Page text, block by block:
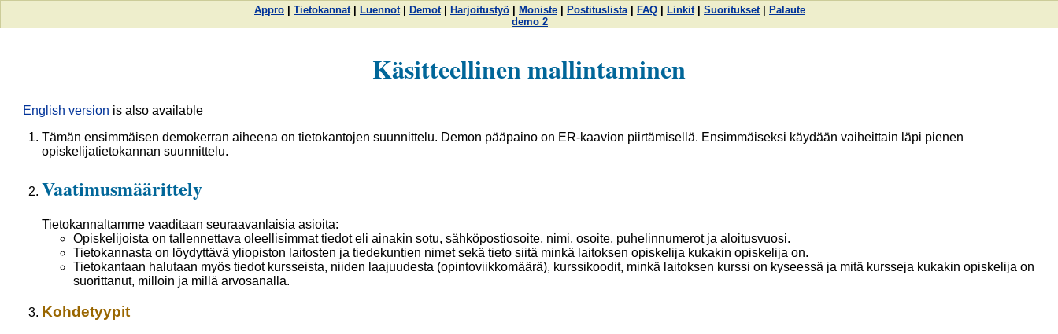
Appro Tietokannat| Luennot| Demot| Harjoitustyö Moniste Postituslista| FAQ Linkit| Suoritukset|
Palaute
demo 2
Käsitteellinen mallintaminen
English version is also available
Tämän ensimmäisen demokerran aiheena on tietokantojen suunnittelu. Demon pääpaino on ER-kaavion piirtämisellä. Ensimmäiseksi käydään vaiheittain läpi pienen
opiskelijatietokannan suunnittelu.
Vaatimusmäärittely
Tietokannaltamme vaaditaan seuraavanlaisia asioita:
Opiskelijoista on tallennettava oleellisimmat tiedot eli ainakin sotu, sähköpostiosoite, nimi, osoite, puhelinnumerot ja aloitusvuosi.
Tietokannasta on löydyttävä yliopiston laitosten ja tiedekuntien nimet sekä tieto siitä minkä laitoksen opiskelija kukakin opiskelija on.
Tietokantaan halutaan myös tiedot kursseista, niiden laajuudesta (opintoviikkomäärä), kurssikoodit, minkä laitoksen kurssi on kyseessä ja mitä kursseja kukakin opiskelija on
suorittanut, milloin ja millä arvosanalla.
Kohdetyypit